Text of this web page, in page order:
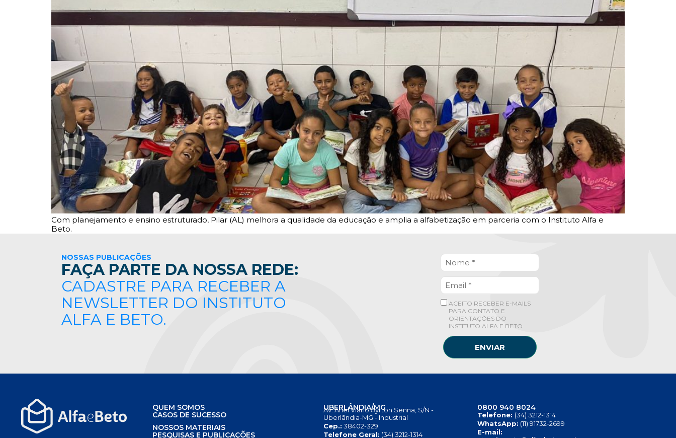
Com planejamento e ensino estruturado, Pilar (AL) melhora a qualidade da educação e amplia a alfabetização em parceria com o Instituto Alfa e
Beto.
NOSSAS PUBLICAÇÕES
FAÇA PARTE DA NOSSA REDE:
CADASTRE PARA RECEBER A
NEWSLETTER DO INSTITUTO
ALFA E BETO.
ACEITO RECEBER E-MAILS
PARA CONTATO E
ORIENTAÇÕES DO
INSTITUTO ALFA E BETO.
ENVIAR
QUEM SOMOS
CASOS DE SUCESSO
NOSSOS MATERIAIS
PESQUISAS E PUBLICAÇÕES
UBERLÂNDIA/MG
Av. Anel Viário Ayrton Senna, S/N -
Uberlândia-MG - Industrial
Cep.: 38402-329
Telefone Geral: (34) 3212-1314
0800 940 8024
Telefone: (34) 3212-1314
WhatsApp: (11) 91732-2699
E-mail: